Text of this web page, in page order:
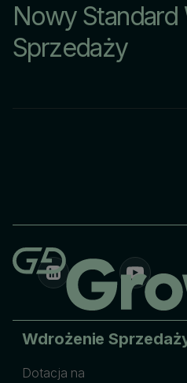
Nowy Standard
Sprzedaży
Wdrożenie
Dotacja na